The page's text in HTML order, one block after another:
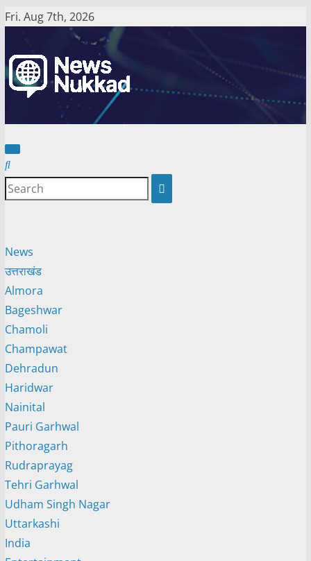
Skip
content
Fri. Aug 7th, 2026
News
उत्तराखंड
Almora
Bageshwar
Chamoli
Champawat
Dehradun
Haridwar
Nainital
Pauri Garhwal
Pithoragarh
Rudraprayag
Tehri Garhwal
Udham Singh Nagar
Uttarkashi
India